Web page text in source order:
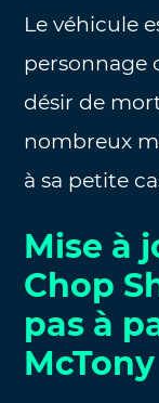
Le véhicule
personnage
désir de
nombreux
à sa petite
Mise à
Chop
pas à
McTony